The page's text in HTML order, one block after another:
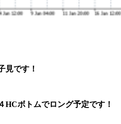
見です！
HCボトムでロング予定です！